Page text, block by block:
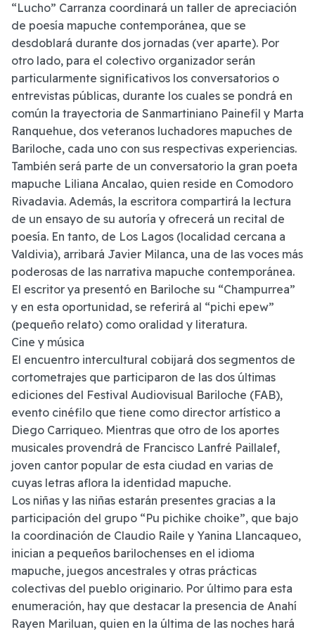
“Lucho” Carranza coordinará un taller de apreciación
de poesía mapuche contemporánea, que se
desdoblará durante dos jornadas (ver aparte). Por
otro lado, para el colectivo organizador serán
particularmente significativos los conversatorios o
entrevistas públicas, durante los cuales se pondrá en
común la trayectoria de Sanmartiniano Painefil y Marta
Ranquehue, dos veteranos luchadores mapuches de
Bariloche, cada uno con sus respectivas experiencias.
También será parte de un conversatorio la gran poeta
mapuche Liliana Ancalao, quien reside en Comodoro
Rivadavia. Además, la escritora compartirá la lectura
de un ensayo de su autoría y ofrecerá un recital de
poesía. En tanto, de Los Lagos (localidad cercana a
Valdivia), arribará Javier Milanca, una de las voces más
poderosas de las narrativa mapuche contemporánea.
El escritor ya presentó en Bariloche su “Champurrea”
y en esta oportunidad, se referirá al “pichi epew”
(pequeño relato) como oralidad y literatura.
Cine y música
El encuentro intercultural cobijará dos segmentos de
cortometrajes que participaron de las dos últimas
ediciones del Festival Audiovisual Bariloche (FAB),
evento cinéfilo que tiene como director artístico a
Diego Carriqueo. Mientras que otro de los aportes
musicales provendrá de Francisco Lanfré Paillalef,
joven cantor popular de esta ciudad en varias de
cuyas letras aflora la identidad mapuche.
Los niñas y las niñas estarán presentes gracias a la
participación del grupo “Pu pichike choike”, que bajo
la coordinación de Claudio Raile y Yanina Llancaqueo,
inician a pequeños barilochenses en el idioma
mapuche, juegos ancestrales y otras prácticas
colectivas del pueblo originario. Por último para esta
enumeración, hay que destacar la presencia de Anahí
Rayen Mariluan, quien en la última de las noches hará